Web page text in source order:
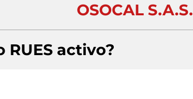
OSOCAL S.A.S.
RUES activo?